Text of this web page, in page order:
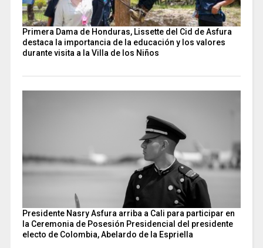
Primera Dama de Honduras, Lissette del Cid de Asfura
destaca la importancia de la educación y los valores
durante visita a la Villa de los Niños
Presidente Nasry Asfura arriba a Cali para participar en
la Ceremonia de Posesión Presidencial del presidente
electo de Colombia, Abelardo de la Espriella